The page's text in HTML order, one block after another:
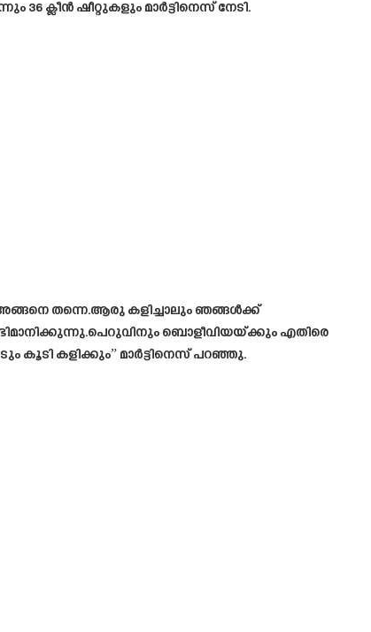
36 ക്ലീൻ ഷീറ്റുകളും മാർട്ടിനെസ് നേടി.
തന്നെ.ആരു കളിച്ചാലും ഞങ്ങൾക്ക്
ബൊളീവിയയ്ക്കും എതിരെ
കളിക്കും” മാർട്ടിനെസ് പറഞ്ഞു.